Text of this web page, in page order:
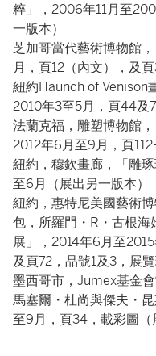
粹」，2006年11月至
一版本）
芝加哥當代藝術博物館
月，頁12（內文），及
紐約Haunch of Venison
2010年3至5月，頁44及
法蘭克福，雕塑博物館
2012年6月至9月，頁
紐約，穆欽畫廊，「雕
至6月（展出另一版本）
紐約，惠特尼美國藝術
包，所羅門・R・古根
展」，2014年6月至
及頁72，品號1及3，展
墨西哥市，Jumex基金
馬塞爾・杜尚與傑夫・
至9月，頁34，載彩圖（